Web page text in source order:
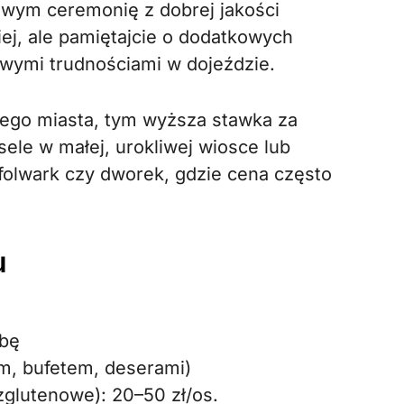
ceremonię z dobrej jakości
ale pamiętajcie o dodatkowych
trudnościami w dojeździe.
miasta, tym wyższa stawka za
w małej, urokliwej wiosce lub
czy dworek, gdzie cena często
bufetem, deserami)
20–50 zł/os.